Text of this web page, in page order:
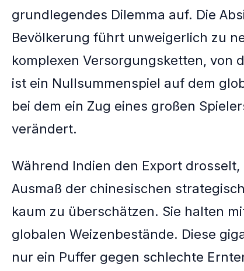
grundlegendes Dilemma auf. Die
Bevölkerung führt unweigerlich zu
komplexen Versorgungsketten, von
ist ein Nullsummenspiel auf dem
bei dem ein Zug eines großen
verändert.
Während Indien den Export
Ausmaß der chinesischen
kaum zu überschätzen. Sie halten
globalen Weizenbestände. Diese
nur ein Puffer gegen schlechte